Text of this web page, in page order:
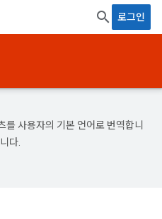
로그인
사용자의 기본 언어로 번역합니
다.